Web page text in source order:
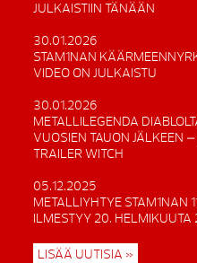
JULKAISTIIN TÄNÄÄN
30.01.2026
STAM1NAN
VIDEO ON JULKAISTU
30.01.2026
METALLILEGENDA
VUOSIEN TAUON JÄLKEEN
TRAILER WITCH
05.12.2025
METALLIYHTYE STAM1NAN
ILMESTYY 20. HELMIKUUTA
LISÄÄ UUTISIA »